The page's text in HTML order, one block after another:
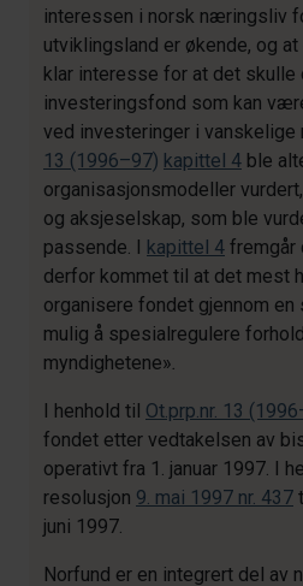
interessen i norsk næringsliv
utviklingsland er økende, og
klar interesse for at det
investeringsfond som kan
ved investeringer i vanskelige
13 (1996–97) kapittel 4 ble
organisasjonsmodeller
og aksjeselskap, som ble
passende. I kapittel 4 fremgår
derfor kommet til at det mest
organisere fondet gjennom
mulig å spesialregulere
myndighetene».
I henhold til Ot.prp.nr. 13
fondet etter vedtakelsen av
operativt fra 1. januar 1997. I
resolusjon 9. mai 1997 nr. 437
juni 1997.
Norfund er en integrert del av